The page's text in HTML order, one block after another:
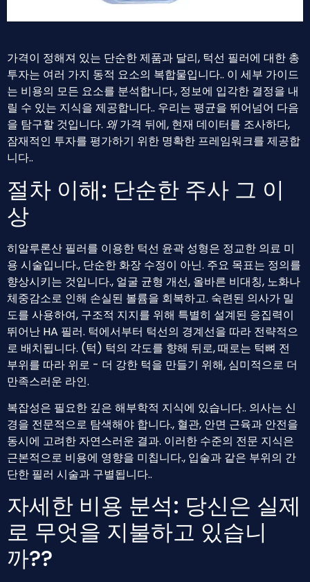
가격이 정해져 있는 단순한 제품과 달리, 턱선 필러에 대한 총
투자는 여러 가지 동적 요소의 복합물입니다.. 이 세부 가이드
는 비용의 모든 요소를 ​​분석합니다., 정보에 입각한 결정을 내
릴 수 있는 지식을 제공합니다.. 우리는 평균을 뛰어넘어 다음
을 탐구할 것입니다. 왜가격 뒤에, 현재 데이터를 조사하다,
잠재적인 투자를 평가하기 위한 명확한 프레임워크를 제공합
니다..
절차 이해: 단순한 주사 그 이
상
히알루론산 필러를 이용한 턱선 윤곽 성형은 정교한 의료 미
용 시술입니다., 단순한 화장 수정이 아닌. 주요 목표는 정의를
향상시키는 것입니다., 얼굴 균형 개선, 올바른 비대칭, 노화나
체중감소로 인해 손실된 볼륨을 회복하고. 숙련된 의사가 밀
도를 사용하여, 구조적 지지를 위해 특별히 설계된 응집력이
뛰어난 HA 필러. 턱에서부터 턱선의 경계선을 따라 전략적으
로 배치됩니다. (턱) 턱의 각도를 향해 뒤로, 때로는 턱뼈 전
부위를 따라 위로 - 더 강한 턱을 만들기 위해, 심미적으로 더
만족스러운 라인.
복잡성은 필요한 깊은 해부학적 지식에 있습니다.. 의사는 신
경을 전문적으로 탐색해야 합니다., 혈관, 안면 근육과 안전을
동시에 고려한 자연스러운 결과. 이러한 수준의 전문 지식은
근본적으로 비용에 영향을 미칩니다., 입술과 같은 부위의 간
단한 필러 시술과 구별됩니다..
자세한 비용 분석: 당신은 실제
로 무엇을 지불하고 있습니
까??